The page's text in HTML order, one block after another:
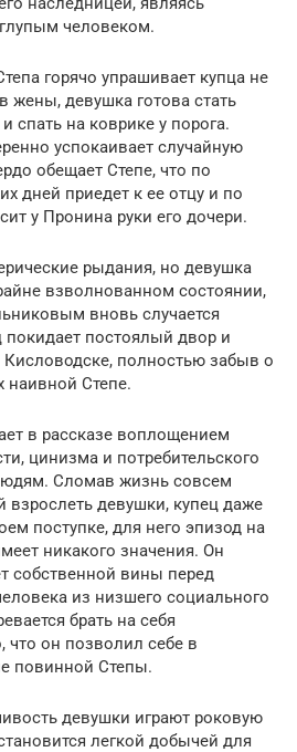
человеком.
горячо упрашивает купца не
жены, девушка готова стать
спать на коврике у порога.
успокаивает случайную
обещает Степе, что по
дней приедет к ее отцу и по
у Пронина руки его дочери.
рыдания, но девушка
взволнованном состоянии,
вновь случается
покидает постоялый двор и
Кисловодске, полностью забыв о
наивной Степе.
в рассказе воплощением
цинизма и потребительского
Сломав жизнь совсем
девушки, купец даже
поступке, для него эпизод на
никакого значения. Он
собственной вины перед
из низшего социального
брать на себя
что он позволил себе в
повинной Степы.
девушки играют роковую
легкой добычей для